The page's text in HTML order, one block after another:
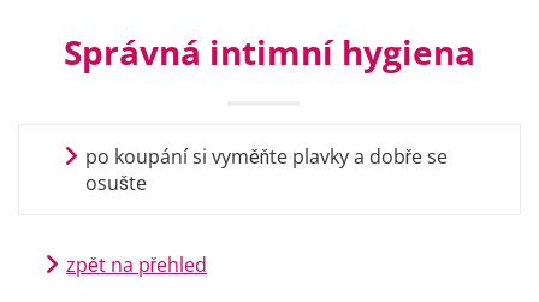
Správná intimní hygiena
po koupání si vyměňte plavky a dobře se
osušte
zpět na přehled